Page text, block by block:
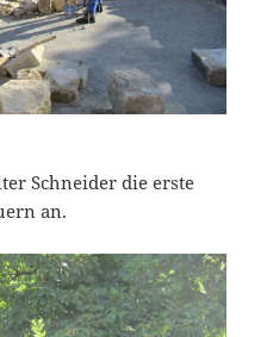
Schneider die erste
an.